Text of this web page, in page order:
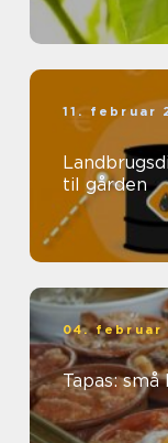
11. februar
Landbrugsdiesel sådan
til gården
04. februar
Tapas: